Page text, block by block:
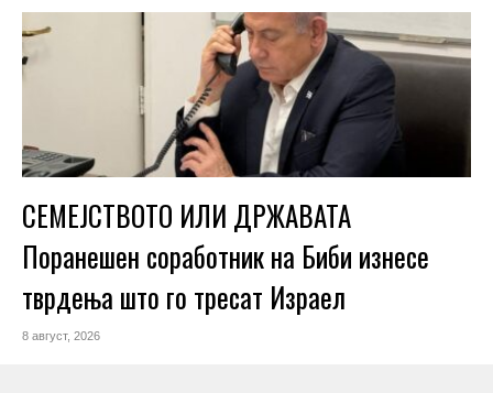
СЕМЕЈСТВОТО ИЛИ ДРЖАВАТА
Поранешен соработник на Биби изнесе
тврдења што го тресат Израел
8 август, 2026